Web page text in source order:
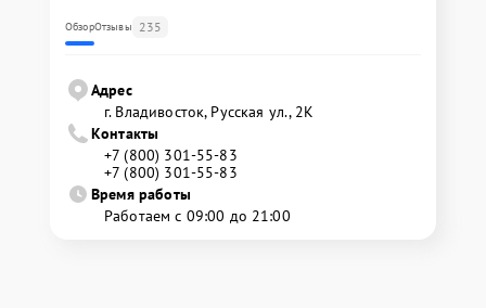
ОбзорОтзывы 235
Адрес
г. Владивосток, Русская ул., 2К
Контакты
+7 (800) 301-55-83
+7 (800) 301-55-83
Время работы
Работаем с 09:00 до 21:00